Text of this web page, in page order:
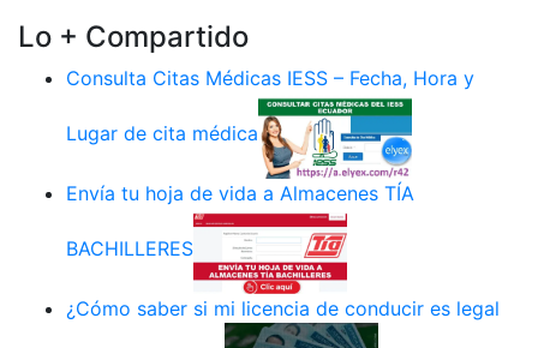
Lo + Compartido
Consulta Citas Médicas IESS – Fecha, Hora y
Lugar de cita médica
Envía tu hoja de vida a Almacenes TÍA
BACHILLERES
¿Cómo saber si mi licencia de conducir es legal